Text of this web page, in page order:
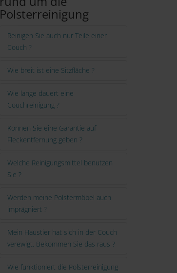
Polsterreinigung
Reinigen Sie auch nur Teile einer
Couch ?
Wie breit ist eine Sitzfläche ?
Wie lange dauert eine
Couchreinigung ?
Können Sie eine Garantie auf
Fleckentfernung geben ?
Welche Reinigungsmittel benutzen
Sie ?
Werden meine Polstermöbel auch
imprägniert ?
Mein Haustier hat sich in der Couch
verewigt. Bekommen Sie das raus ?
Wie funktioniert die Polsterreinigung